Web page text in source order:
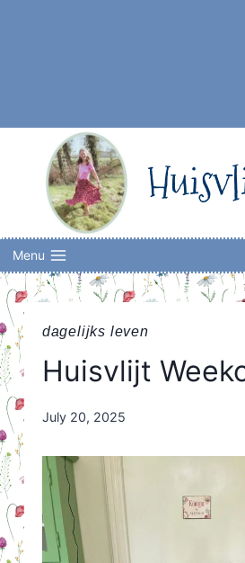
Menu
dagelijks leven
Huisvlijt
By
Orriëns
July 20, 2025